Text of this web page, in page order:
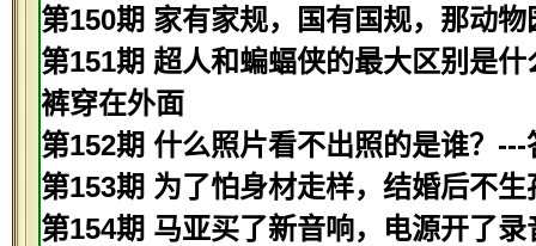
第150期 家有家规，国有国规，那动
第151期 超人和蝙蝠侠的最大区别是
裤穿在外面
第152期 什么照片看不出照的是谁？---
第153期 为了怕身材走样，结婚后不
第154期 马亚买了新音响，电源开了